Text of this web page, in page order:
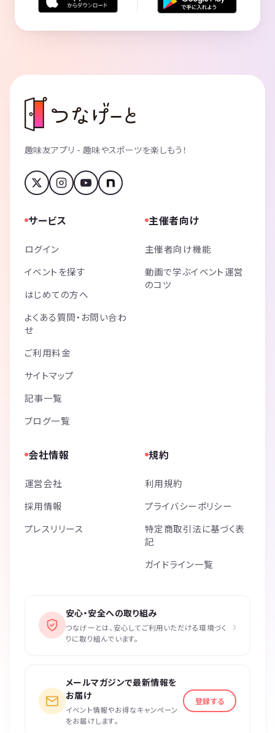
趣味友アプリ - 趣味やスポーツを楽しもう！
サービス
ログイン
イベントを探す
はじめての方へ
よくある質問・お問い合わ
せ
ご利用料金
サイトマップ
記事一覧
ブログ一覧
主催者向け
主催者向け機能
動画で学ぶイベント運営
のコツ
会社情報
運営会社
採用情報
プレスリリース
規約
利用規約
プライバシーポリシー
特定商取引法に基づく表
記
ガイドライン一覧
安心・安全への取り組み
つなげーとは、安心してご利用いただける環境づく
りに取り組んでいます。
›
メールマガジンで最新情報を
お届け
イベント情報やお得なキャンペーン
をお届けします。
登録する